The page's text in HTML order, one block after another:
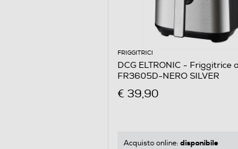
FRIGGITRICI
DCG ELTRONIC - Friggitrice
FR3605D-NERO SILVER
€ 39,90
Acquisto online: disponibile